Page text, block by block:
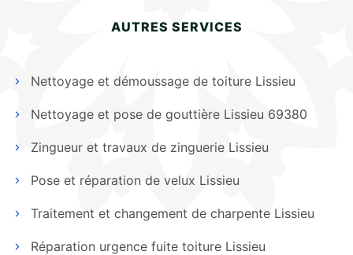
AUTRES SERVICES
Nettoyage et démoussage de toiture Lissieu
Nettoyage et pose de gouttière Lissieu 69380
Zingueur et travaux de zinguerie Lissieu
Pose et réparation de velux Lissieu
Traitement et changement de charpente Lissieu
Réparation urgence fuite toiture Lissieu